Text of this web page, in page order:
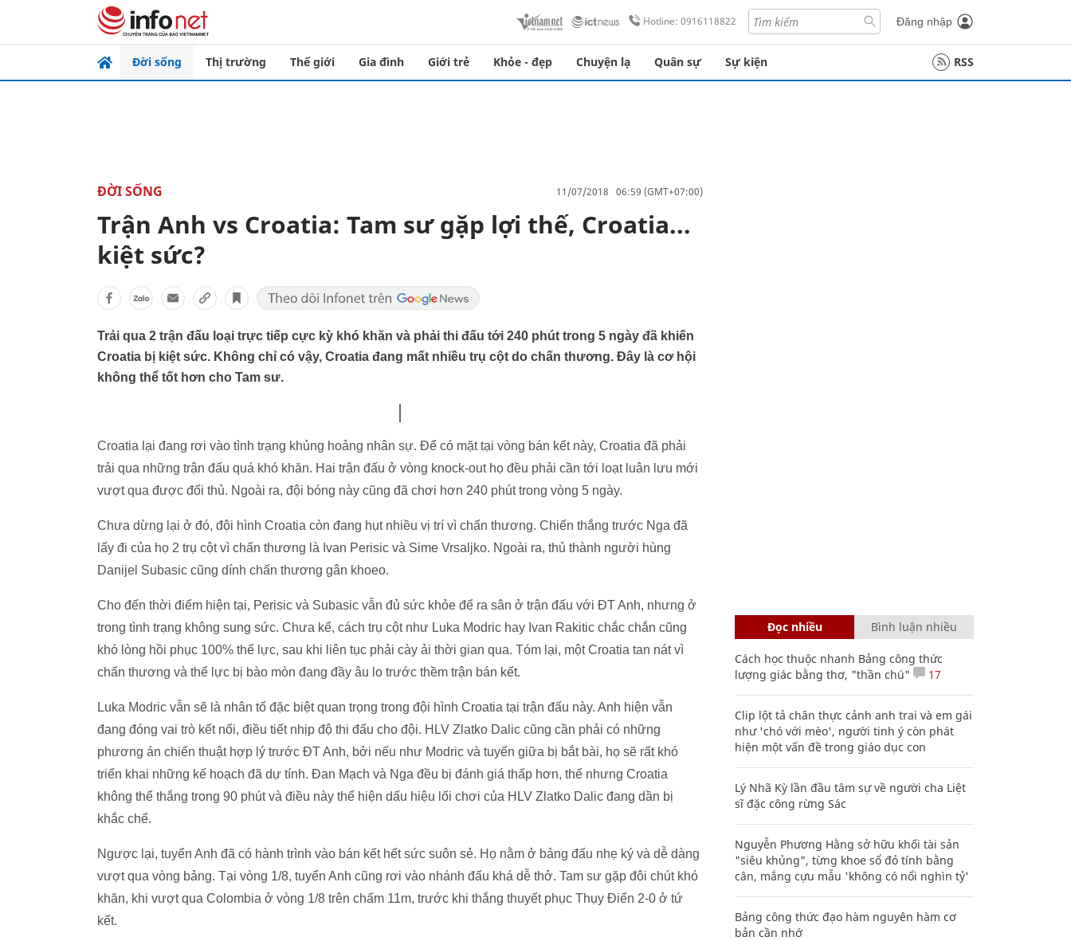
Hotline: 0916118822 Đăng nhập
Đời sống Thị trường Thế giới Gia đình Giới trẻ Khỏe - đẹp Chuyện lạ Quân sự Sự kiện RSS
ĐỜI SỐNG 11/07/2018 06:59 (GMT+07:00)
Trận Anh vs Croatia: Tam sư gặp lợi thế, Croatia...
kiệt sức?
Trải qua 2 trận đấu loại trực tiếp cực kỳ khó khăn và phải thi đấu tới 240 phút trong 5 ngày đã khiến
Croatia bị kiệt sức. Không chỉ có vậy, Croatia đang mất nhiều trụ cột do chấn thương. Đây là cơ hội
không thể tốt hơn cho Tam sư.
Croatia lại đang rơi vào tình trạng khủng hoảng nhân sự. Để có mặt tại vòng bán kết này, Croatia đã phải
trải qua những trận đấu quá khó khăn. Hai trận đấu ở vòng knock-out họ đều phải cần tới loạt luân lưu mới
vượt qua được đối thủ. Ngoài ra, đội bóng này cũng đã chơi hơn 240 phút trong vòng 5 ngày.
Chưa dừng lại ở đó, đội hình Croatia còn đang hụt nhiều vị trí vì chấn thương. Chiến thắng trước Nga đã
lấy đi của họ 2 trụ cột vì chấn thương là Ivan Perisic và Sime Vrsaljko. Ngoài ra, thủ thành người hùng
Danijel Subasic cũng dính chấn thương gân khoeo.
Cho đến thời điểm hiện tại, Perisic và Subasic vẫn đủ sức khỏe để ra sân ở trận đấu với ĐT Anh, nhưng ở
trong tình trạng không sung sức. Chưa kể, cách trụ cột như Luka Modric hay Ivan Rakitic chắc chắn cũng
khó lòng hồi phục 100% thể lực, sau khi liên tục phải cày ải thời gian qua. Tóm lại, một Croatia tan nát vì
chấn thương và thể lực bị bào mòn đang đầy âu lo trước thềm trận bán kết.
Luka Modric vẫn sẽ là nhân tố đặc biệt quan trọng trong đội hình Croatia tại trận đấu này. Anh hiện vẫn
đang đóng vai trò kết nối, điều tiết nhịp độ thi đấu cho đội. HLV Zlatko Dalic cũng cần phải có những
phương án chiến thuật hợp lý trước ĐT Anh, bởi nếu như Modric và tuyến giữa bị bắt bài, họ sẽ rất khó
triển khai những kế hoạch đã dự tính. Đan Mạch và Nga đều bị đánh giá thấp hơn, thế nhưng Croatia
không thể thắng trong 90 phút và điều này thể hiện dấu hiệu lối chơi của HLV Zlatko Dalic đang dần bị
khắc chế.
Ngược lại, tuyển Anh đã có hành trình vào bán kết hết sức suôn sẻ. Họ nằm ở bảng đấu nhẹ ký và dễ dàng
vượt qua vòng bảng. Tại vòng 1/8, tuyển Anh cũng rơi vào nhánh đấu khá dễ thở. Tam sư gặp đôi chút khó
khăn, khi vượt qua Colombia ở vòng 1/8 trên chấm 11m, trước khi thắng thuyết phục Thụy Điển 2-0 ở tứ
kết.
Đọc nhiều Bình luận nhiều
Cách học thuộc nhanh Bảng công thức
lượng giác bằng thơ, "thần chú"
17
Clip lột tả chân thực cảnh anh trai và em gái
như 'chó với mèo', người tinh ý còn phát
hiện một vấn đề trong giáo dục con
Lý Nhã Kỳ lần đầu tâm sự về người cha Liệt
sĩ đặc công rừng Sác
Nguyễn Phương Hằng sở hữu khối tài sản
"siêu khủng", từng khoe sổ đỏ tính bằng
cân, mắng cựu mẫu 'không có nổi nghìn tỷ'
Bảng công thức đạo hàm nguyên hàm cơ
bản cần nhớ